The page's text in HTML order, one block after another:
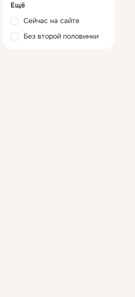
Ещё
Сейчас на сайте
Без второй половинки